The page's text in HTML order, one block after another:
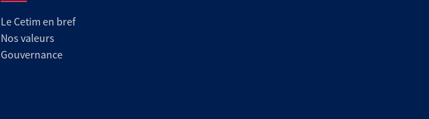
Le Cetim en bref
Nos valeurs
Gouvernance